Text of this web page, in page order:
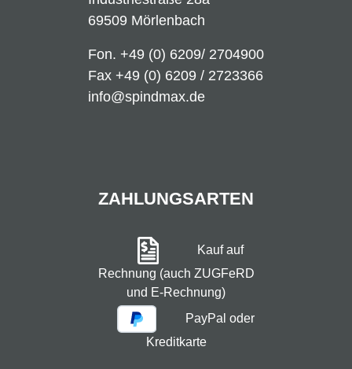
69509 Mörlenbach
Fon. +49 (0) 6209/ 2704900
Fax +49 (0) 6209 / 2723366
info@spindmax.de
ZAHLUNGSARTEN
Kauf auf
Rechnung (auch ZUGFeRD
und E-Rechnung)
PayPal oder
Kreditkarte